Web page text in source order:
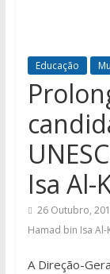
Educação
Isa Al-
26 Outubro,
Hamad bin Isa Al-
A Direção-